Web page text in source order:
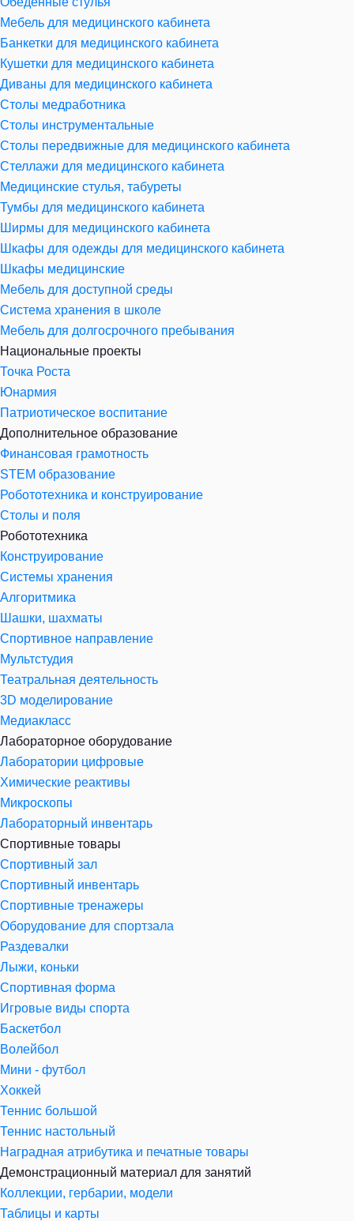
Мебель для медицинского кабинета
Банкетки для медицинского кабинета
Кушетки для медицинского кабинета
Диваны для медицинского кабинета
Столы медработника
Столы инструментальные
Столы передвижные для медицинского кабинета
Стеллажи для медицинского кабинета
Медицинские стулья, табуреты
Тумбы для медицинского кабинета
Ширмы для медицинского кабинета
Шкафы для одежды для медицинского кабинета
Шкафы медицинские
Мебель для доступной среды
Система хранения в школе
Мебель для долгосрочного пребывания
Национальные проекты
Точка Роста
Юнармия
Патриотическое воспитание
Дополнительное образование
Финансовая грамотность
STEM образование
Робототехника и конструирование
Столы и поля
Робототехника
Конструирование
Системы хранения
Алгоритмика
Шашки, шахматы
Спортивное направление
Мультстудия
Театральная деятельность
3D моделирование
Медиакласс
Лабораторное оборудование
Лаборатории цифровые
Химические реактивы
Микроскопы
Лабораторный инвентарь
Спортивные товары
Спортивный зал
Спортивный инвентарь
Спортивные тренажеры
Оборудование для спортзала
Раздевалки
Лыжи, коньки
Спортивная форма
Игровые виды спорта
Баскетбол
Волейбол
Мини - футбол
Хоккей
Теннис большой
Теннис настольный
Наградная атрибутика и печатные товары
Демонстрационный материал для занятий
Коллекции, гербарии, модели
Таблицы и карты